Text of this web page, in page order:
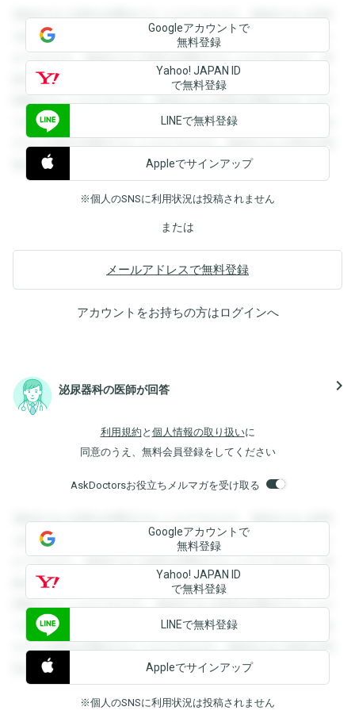
登録すると回答を閲覧することができます。登録すると回答
を閲覧することができます。登録すると回答を閲覧すること
ができます。登録すると回答を閲覧することができます。登
録すると回答を閲覧することができます。登録すると回答を
閲覧することができます。登録すると回答を閲覧することが
できます。登録すると回答を閲覧することができます。登録
すると回答を閲覧することができます。登録すると回答を閲
覧することができます。
Googleアカウントで
無料登録
Yahoo! JAPAN ID
で無料登録
LINEで無料登録
Appleでサインアップ
※個人のSNSに利用状況は投稿されません
または
メールアドレスで無料登録
アカウントをお持ちの方はログインへ
泌尿器科の医師が回答 navigate_next
利用規約 と 個人情報の取り扱いに
同意のうえ、無料会員登録をしてください
AskDoctorsお役立ちメルマガを受け取る
登録すると回答を閲覧することができます。登録すると回答
を閲覧することができます。登録すると回答を閲覧すること
ができます。登録すると回答を閲覧することができます。登
録すると回答を閲覧することができます。登録すると回答を
閲覧することができます。登録すると回答を閲覧することが
できます。登録すると回答を閲覧することができます。登録
すると回答を閲覧することができます。登録すると回答を閲
覧することができます。
Googleアカウントで
無料登録
Yahoo! JAPAN ID
で無料登録
LINEで無料登録
Appleでサインアップ
※個人のSNSに利用状況は投稿されません